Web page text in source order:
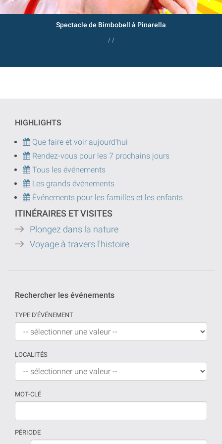
Spectacle de Bimbobell à Pinarella
/ /
HIGHLIGHTS
Que faire et voir aujourd'hui
Rendez-vous pour les 7 prochains jours
Tous les événements
Les grands événements
Événements pour les familles et les enfants
ITINÉRAIRES ET VISITES
Plongez dans la nature
Voyage à travers l'histoire
Rechercher les événements
TYPE D'ÉVÉNEMENT
LOCALITÉS
MOT-CLÉ
PÉRIODE